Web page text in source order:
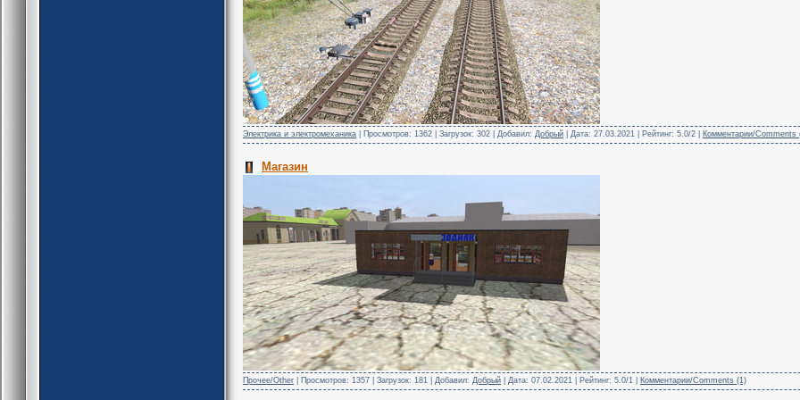
Электрика и электромеханика | Просмотров: 1362 | Загрузок: 302 | Добавил: Добрый | Дата: 27.03.2021 | Рейтинг: 5.0/2 | Комментарии/Comments
Магазин
Прочее/Other | Просмотров: 1357 | Загрузок: 181 | Добавил: Добрый | Дата: 07.02.2021 | Рейтинг: 5.0/1 | Комментарии/Comments (1)